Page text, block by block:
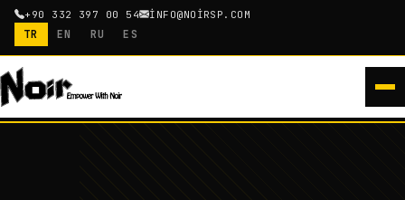
+90 332 397 00 54 INFO@NOIRSP.COM
TR EN RU ES